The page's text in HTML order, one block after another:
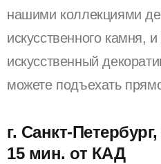
нашими коллекциями
искусственного камня,
искусственный
можете подъехать
г. Санкт-
15 мин. от КАД